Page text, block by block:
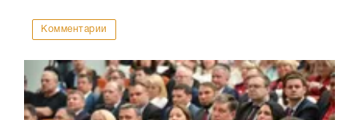
Комментарии